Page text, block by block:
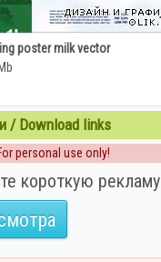
poster milk vector
/ Download links
personal use only!
короткую рекламу